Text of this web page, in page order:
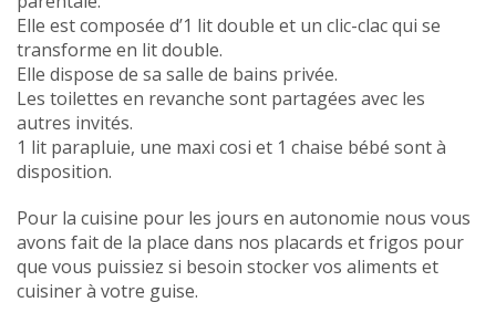
Elle est composée d’1 lit double et un clic-clac qui se
transforme en lit double.
Elle dispose de sa salle de bains privée.
Les toilettes en revanche sont partagées avec les
autres invités.
1 lit parapluie, une maxi cosi et 1 chaise bébé sont à
disposition.
Pour la cuisine pour les jours en autonomie nous vous
avons fait de la place dans nos placards et frigos pour
que vous puissiez si besoin stocker vos aliments et
cuisiner à votre guise.